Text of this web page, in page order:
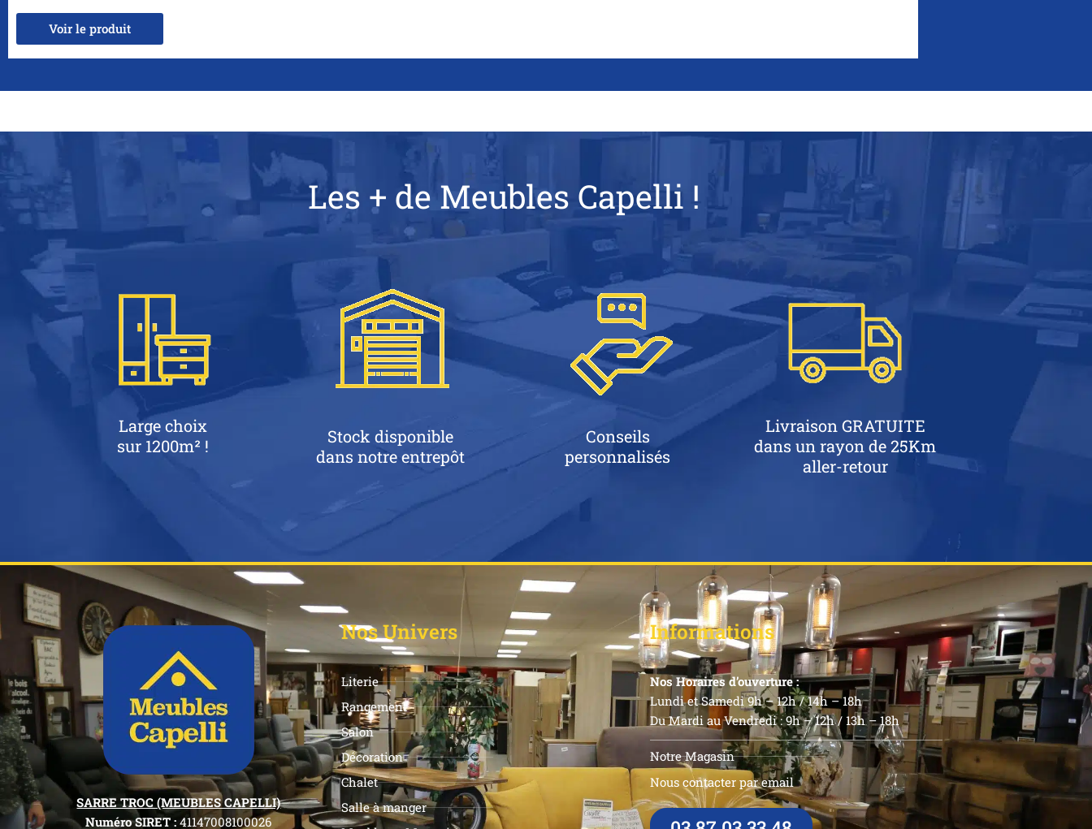
Voir le produit
Les + de Meubles Capelli !
Large choix
sur 1200m² !
Stock disponible
dans notre entrepôt
Conseils
personnalisés
Livraison GRATUITE
dans un rayon de 25Km
aller-retour
SARRE TROC (MEUBLES CAPELLI)
Numéro SIRET : 41147008100026
Nos Univers
Literie
Rangement
Salon
Décoration
Chalet
Salle à manger
Informations
Nos Horaires d’ouverture :
Lundi et Samedi 9h – 12h / 14h – 18h
Du Mardi au Vendredi : 9h – 12h / 13h – 18h
Notre Magasin
Nous contacter par email